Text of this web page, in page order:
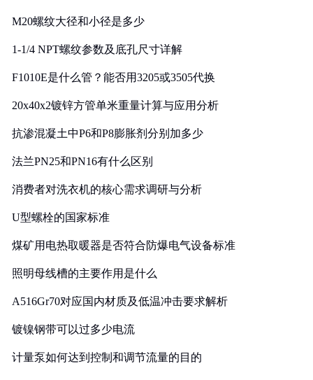
M20螺纹大径和小径是多少
1-1/4 NPT螺纹参数及底孔尺寸详解
F1010E是什么管？能否用3205或3505代换
20x40x2镀锌方管单米重量计算与应用分析
抗渗混凝土中P6和P8膨胀剂分别加多少
法兰PN25和PN16有什么区别
消费者对洗衣机的核心需求调研与分析
U型螺栓的国家标准
煤矿用电热取暖器是否符合防爆电气设备标准
照明母线槽的主要作用是什么
A516Gr70对应国内材质及低温冲击要求解析
镀镍钢带可以过多少电流
计量泵如何达到控制和调节流量的目的